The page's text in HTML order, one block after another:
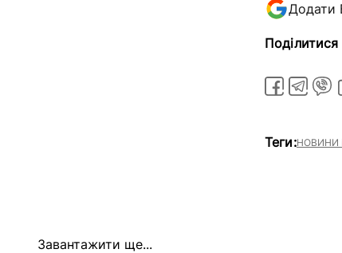
Додати
Теги:НОВИНИ
Завантажити ще...